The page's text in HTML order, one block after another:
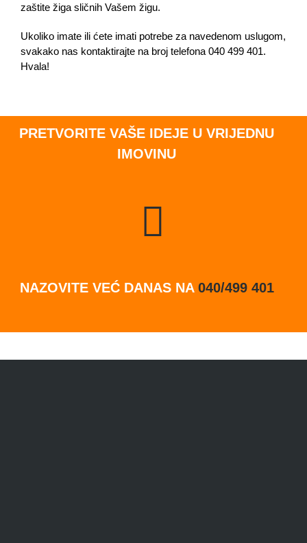
zaštite žiga sličnih Vašem žigu.
Ukoliko imate ili ćete imati potrebe za navedenom uslugom,
svakako nas kontaktirajte na broj telefona 040 499 401.
Hvala!
PRETVORITE VAŠE IDEJE U VRIJEDNU
IMOVINU
NAZOVITE VEĆ DANAS NA 040/499 401